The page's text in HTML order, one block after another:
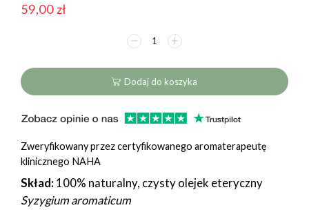
59,00 zł
59,00 zł
ilość
Olejek
goździkowy
(Syzygium
aromaticum)
Dodaj do koszyka
Zweryfikowany przez certyfikowanego aromaterapeutę
klinicznego NAHA
Skład: 100% naturalny, czysty olejek eteryczny
Syzygium aromaticum